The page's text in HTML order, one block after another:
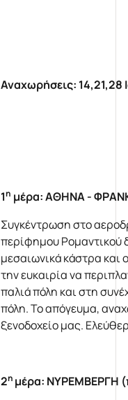
Αναχωρήσεις: 14,21,28
1η μέρα: ΑΘΗΝΑ -
Συγκέντρωση στο
περίφημου Ρομαντικού
μεσαιωνικά κάστρα και
την ευκαιρία να
παλιά πόλη και στη
πόλη. Το απόγευμα,
ξενοδοχείο μας.
2η μέρα: ΝΥΡΕΜΒΕΡΓΗ